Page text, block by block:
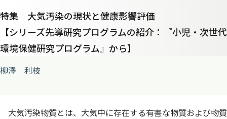
特集 大気汚染の現状と健康影響評価
【シリーズ先導研究プログラムの紹介：『小児・次世代
環境保健研究プログラム』から】
柳澤 利枝
大気汚染物質とは、大気中に存在する有害な物質および物質